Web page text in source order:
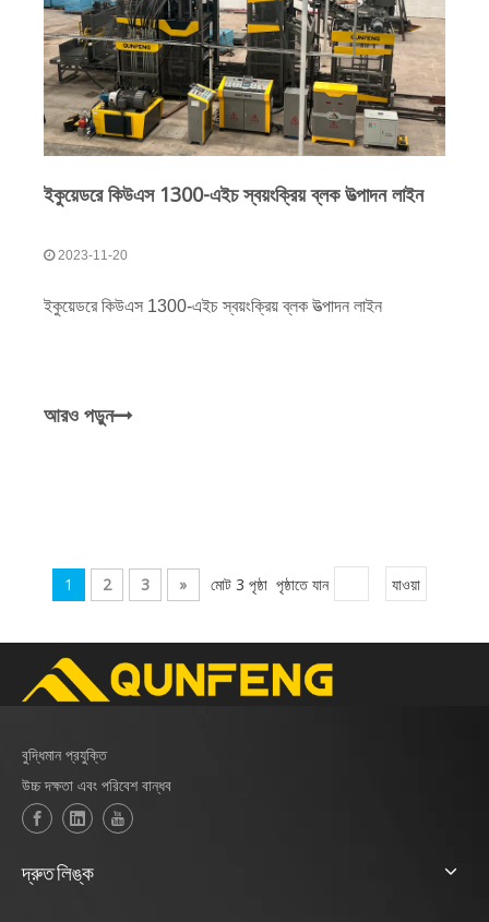
ইকুয়েডরে কিউএস 1300-এইচ স্বয়ংক্রিয় ব্লক উত্পাদন লাইন
2023-11-20
ইকুয়েডরে কিউএস 1300-এইচ স্বয়ংক্রিয় ব্লক উত্পাদন লাইন
আরও পড়ুন
1 2 3 » মোট 3 পৃষ্ঠা পৃষ্ঠাতে যান যাওয়া
বুদ্ধিমান প্রযুক্তি
উচ্চ দক্ষতা এবং পরিবেশ বান্ধব
দ্রুত লিঙ্ক